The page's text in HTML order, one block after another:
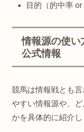
目的（的中率
情報源の使い
公式情報
競馬は情報戦とも
やすい情報源や、
かを具体的に紹介し